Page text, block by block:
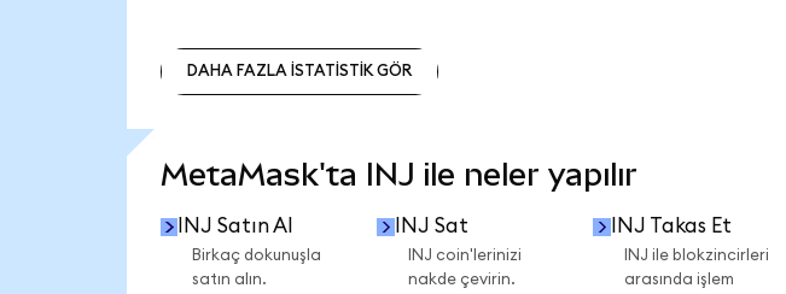
DAHA FAZLA İSTATİSTİK GÖR
MetaMask'ta INJ ile neler yapılır
INJ Satın Al
Birkaç dokunuşla
satın alın.
INJ Sat
INJ coin'lerinizi
nakde çevirin.
INJ Takas Et
INJ ile blokzincirleri
arasında işlem